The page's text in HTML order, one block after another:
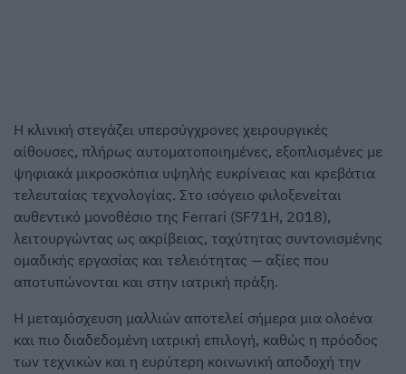
Η κλινική στεγάζει υπερσύγχρονες χειρουργικές
αίθουσες, πλήρως αυτοματοποιημένες, εξοπλισμένες με
ψηφιακά μικροσκόπια υψηλής ευκρίνειας και κρεβάτια
τελευταίας τεχνολογίας. Στο ισόγειο φιλοξενείται
αυθεντικό μονοθέσιο της Ferrari (SF71H, 2018),
λειτουργώντας ως ακρίβειας, ταχύτητας συντονισμένης
ομαδικής εργασίας και τελειότητας — αξίες που
αποτυπώνονται και στην ιατρική πράξη.
Η μεταμόσχευση μαλλιών αποτελεί σήμερα μια ολοένα
και πιο διαδεδομένη ιατρική επιλογή, καθώς η πρόοδος
των τεχνικών και η ευρύτερη κοινωνική αποδοχή την